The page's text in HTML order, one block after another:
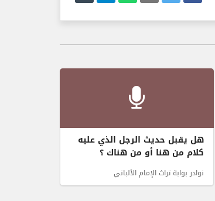
هل يقبل حديث الرجل الذي عليه
كلام من هنا أو من هناك ؟
نوادر بوابة تراث الإمام الألباني